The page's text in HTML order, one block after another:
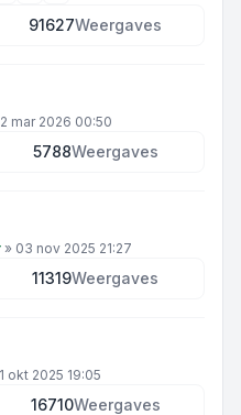
91627Weergaves
mar 2026 00:50
5788Weergaves
» 03 nov 2025 21:27
11319Weergaves
okt 2025 19:05
16710Weergaves